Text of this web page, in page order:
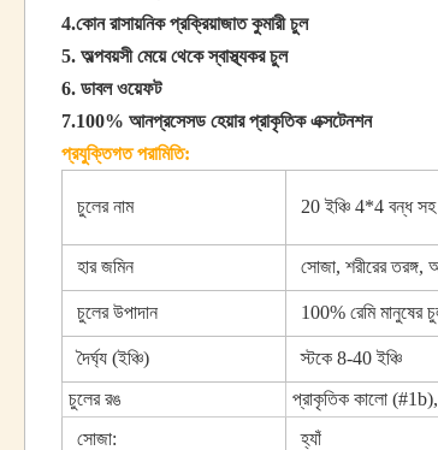
4.কোন রাসায়নিক প্রক্রিয়াজাত কুমারী চুল
5. অল্পবয়সী মেয়ে থেকে স্বাস্থ্যকর চুল
6. ডাবল ওয়েফট
7.100% আনপ্রসেসড হেয়ার প্রাকৃতিক এক্সটেনশন
প্রযুক্তিগত পরামিতি:
চুলের নাম 20 ইঞ্চি 4*4 বন্ধ সহ
হার জমিন সোজা, শরীরের তরঙ্গ,
চুলের উপাদান 100% রেমি মানুষের
দৈর্ঘ্য (ইঞ্চি)
স্টকে 8-40 ইঞ্চি
চুলের রঙ
প্রাকৃতিক কালো (#1b),
সোজা:
হ্যাঁ